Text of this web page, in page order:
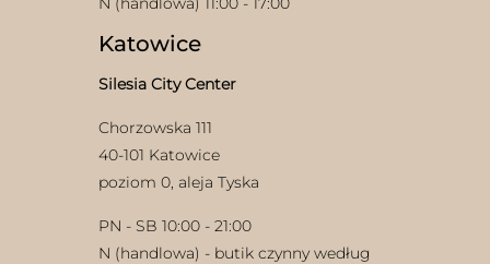
Katowice
Silesia City Center
Chorzowska 111
40-101 Katowice
poziom 0, aleja Tyska
PN - SB 10:00 - 21:00
N (handlowa) - butik czynny według